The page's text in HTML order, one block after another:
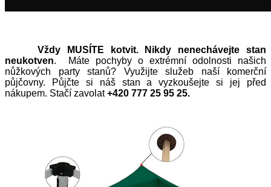
Vždy MUSÍTE kotvit. Nikdy nenechávejte stan
neukotven. Máte pochyby o extrémní odolnosti našich
nůžkových party stanů? Využijte služeb naší komerční
půjčovny. Půjčte si náš stan a vyzkoušejte si jej před
nákupem. Stačí zavolat+420 777 25 95 25.